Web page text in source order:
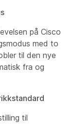
på Cisco
med to
til den nye
fra og
til